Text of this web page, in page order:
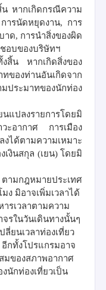
หากเกิดกรณีความ
การนัดหยุดงาน, การ
าด, การนำสิ่งของผิด
อบของบริษัทฯ
สิ้น หากเกิดสิ่งของ
ของท่านอันเกิดจาก
ประมาทของนักท่อง
แปลงรายการโดยมิ
ะอากาศ การเมือง
ได้ตามความเหมาะ
เงินสกุล (เยน)โดยมิ
ามกฎหมายประเทศ
มง มิอาจเพิ่มเวลาได้
รเวลาตามความ
รในวันเดินทางนั้นๆ
ลี่ยนเวลาท่องเที่ยว
กทั้งโปรแกรมอาจ
มของสภาพอากาศ
นักท่องเที่ยวเป็น